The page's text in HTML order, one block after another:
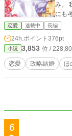
み。 我慢の限界が――来ました。 そちらがその気ならこちら
にも考
ころ変わります。
位と
とう
恋愛 連載中 長編
24h.ポイント 376pt
小説 3,853 位 /
恋愛 政略結婚 ほ
6